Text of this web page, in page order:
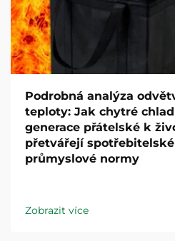
Podrobná analýza
teploty: Jak chytré
generace přátelské k
přetvářejí
průmyslové normy
Zobrazit více